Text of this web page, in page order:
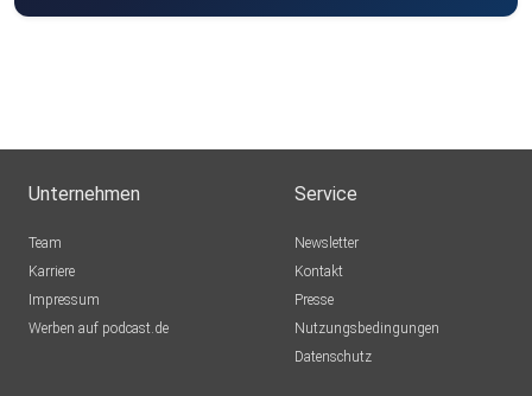
Unternehmen
Team
Karriere
Impressum
Werben auf podcast.de
Service
Newsletter
Kontakt
Presse
Nutzungsbedingungen
Datenschutz